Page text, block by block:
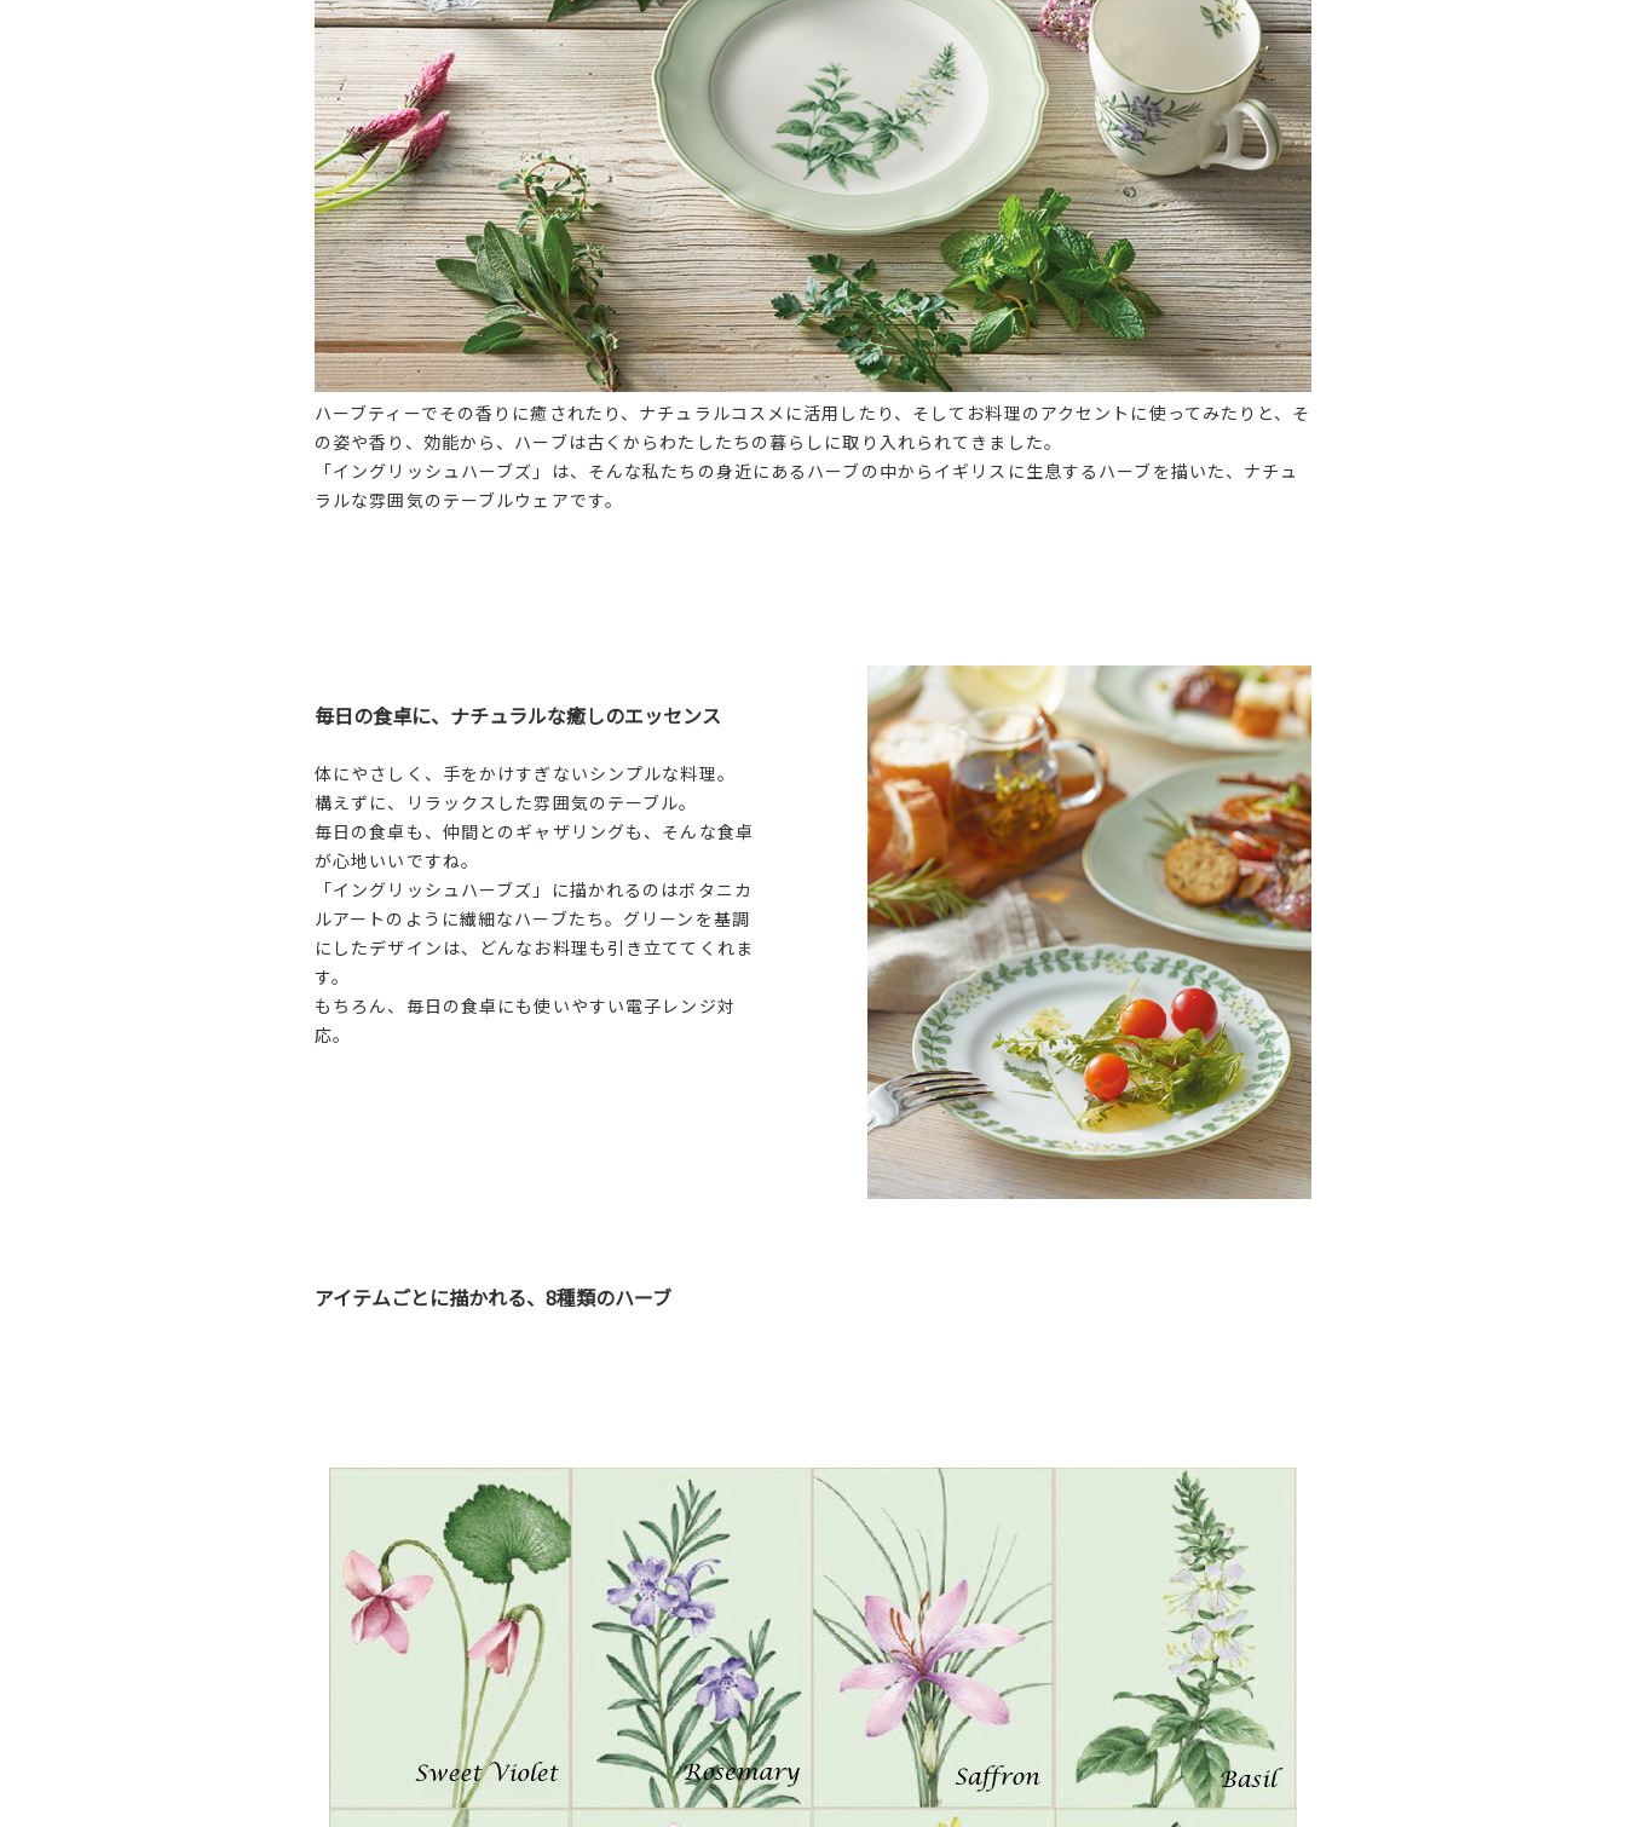
ハーブティーでその香りに癒されたり、ナチュラルコスメに活用したり、そしてお料理のアクセントに使ってみたりと、そ
の姿や香り、効能から、ハーブは古くからわたしたちの暮らしに取り入れられてきました。
「イングリッシュハーブズ」は、そんな私たちの身近にあるハーブの中からイギリスに生息するハーブを描いた、ナチュ
ラルな雰囲気のテーブルウェアです。
毎日の食卓に、ナチュラルな癒しのエッセンス
体にやさしく、手をかけすぎないシンプルな料理。
構えずに、リラックスした雰囲気のテーブル。
毎日の食卓も、仲間とのギャザリングも、そんな食卓
が心地いいですね。
「イングリッシュハーブズ」に描かれるのはボタニカ
ルアートのように繊細なハーブたち。グリーンを基調
にしたデザインは、どんなお料理も引き立ててくれま
す。
もちろん、毎日の食卓にも使いやすい電子レンジ対
応。
アイテムごとに描かれる、8種類のハーブ